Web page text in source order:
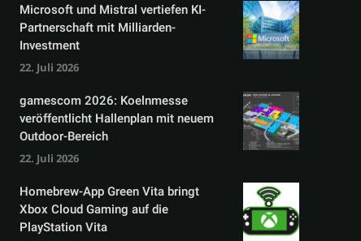
Microsoft und Mistral vertiefen KI-
Partnerschaft mit Milliarden-
Investment
22. Juli 2026
gamescom 2026: Koelnmesse
veröffentlicht Hallenplan mit neuem
Outdoor-Bereich
22. Juli 2026
Homebrew-App Green Vita bringt
Xbox Cloud Gaming auf die
PlayStation Vita